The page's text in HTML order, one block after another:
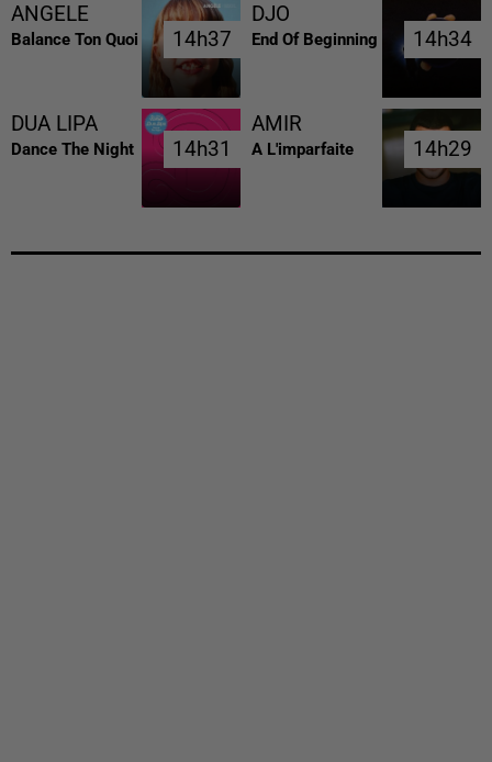
ANGELE
Balance Ton Quoi 14h37
14h37
DJO
End Of Beginning 14h34
14h34
DUA LIPA
Dance The Night 14h31
14h31
AMIR
A L'imparfaite 14h29
14h29